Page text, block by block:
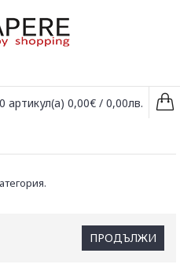
0 артикул(а) 0,00€ / 0,00лв.
ПРОДЪЛЖИ